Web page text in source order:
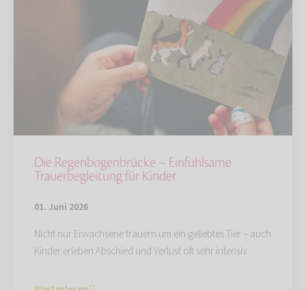
Die Regenbogenbrücke – Einfühlsame
Trauerbegleitung für Kinder
01. Juni 2026
Nicht nur Erwachsene trauern um ein geliebtes Tier – auch
Kinder erleben Abschied und Verlust oft sehr intensiv.